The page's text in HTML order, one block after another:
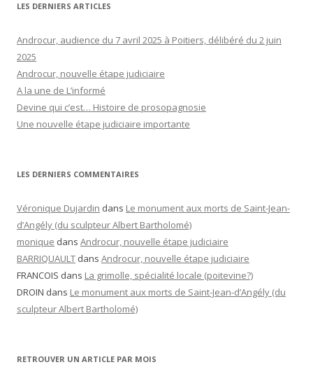
LES DERNIERS ARTICLES
Androcur, audience du 7 avril 2025 à Poitiers, délibéré du 2 juin
2025
Androcur, nouvelle étape judiciaire
A la une de L’informé
Devine qui c’est… Histoire de prosopagnosie
Une nouvelle étape judiciaire importante
LES DERNIERS COMMENTAIRES
Véronique Dujardin dans Le monument aux morts de Saint-Jean-
d’Angély (du sculpteur Albert Bartholomé)
monique dans Androcur, nouvelle étape judiciaire
BARRIQUAULT dans Androcur, nouvelle étape judiciaire
FRANCOIS dans La grimolle, spécialité locale (poitevine?)
DROIN dans Le monument aux morts de Saint-Jean-d’Angély (du
sculpteur Albert Bartholomé)
RETROUVER UN ARTICLE PAR MOIS